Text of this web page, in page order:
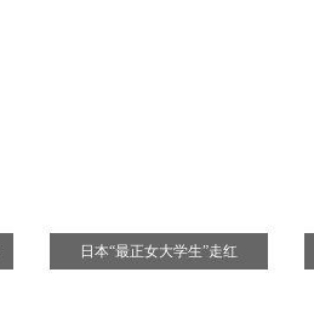
日本“最正女大学生”走红